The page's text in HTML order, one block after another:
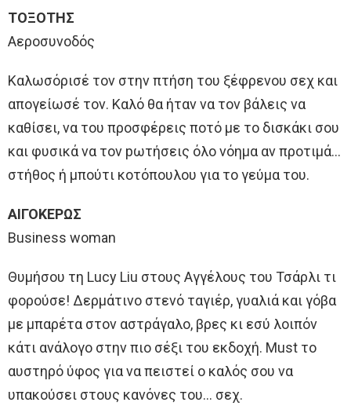
ΤΟΞΟΤΗΣ
Αεροσυνοδός
Καλωσόρισέ τον στην πτήση του ξέφρενου σεχ και
απογείωσέ τον. Καλό θα ήταν να τον βάλεις να
καθίσει, να του προσφέρεις ποτό με το δισκάκι σου
και φυσικά να τον pωτήσεις όλο νόημα αν προτιμά…
στήθος ή μπούτι κοτόπουλου για το γεύμα του.
ΑΙΓΟΚΕΡΩΣ
Business woman
Θυμήσου τη Lucy Liu στους Αγγέλους του Τσάρλι τι
φορούσε! Δερμάτινο στενό ταγιέρ, γυαλιά και γόβα
με μπαρέτα στον αστράγαλο, βρες κι εσύ λοιπόν
κάτι ανάλογο στην πιο σέξι του εκδοχή. Must το
αυστηρό ύφος για να πειστεί ο καλός σου να
υπακούσει στους κανόνες του… σεχ.